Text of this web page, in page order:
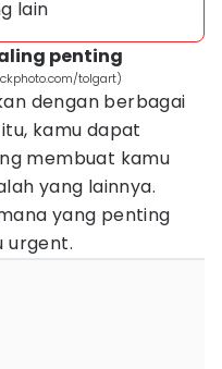
lain
penting
tolgart)
dengan berbagai
kamu dapat
membuat kamu
yang lainnya.
yang penting
urgent.